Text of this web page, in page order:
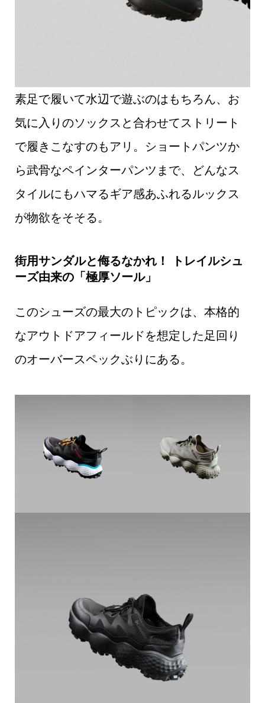
素足で履いて水辺で遊ぶのはもちろん、お
気に入りのソックスと合わせてストリート
で履きこなすのもアリ。ショートパンツか
ら武骨なペインターパンツまで、どんなス
タイルにもハマるギア感あふれるルックス
が物欲をそそる。
街用サンダルと侮るなかれ！ トレイルシュ
ーズ由来の「極厚ソール」
このシューズの最大のトピックは、本格的
なアウトドアフィールドを想定した足回り
のオーバースペックぶりにある。